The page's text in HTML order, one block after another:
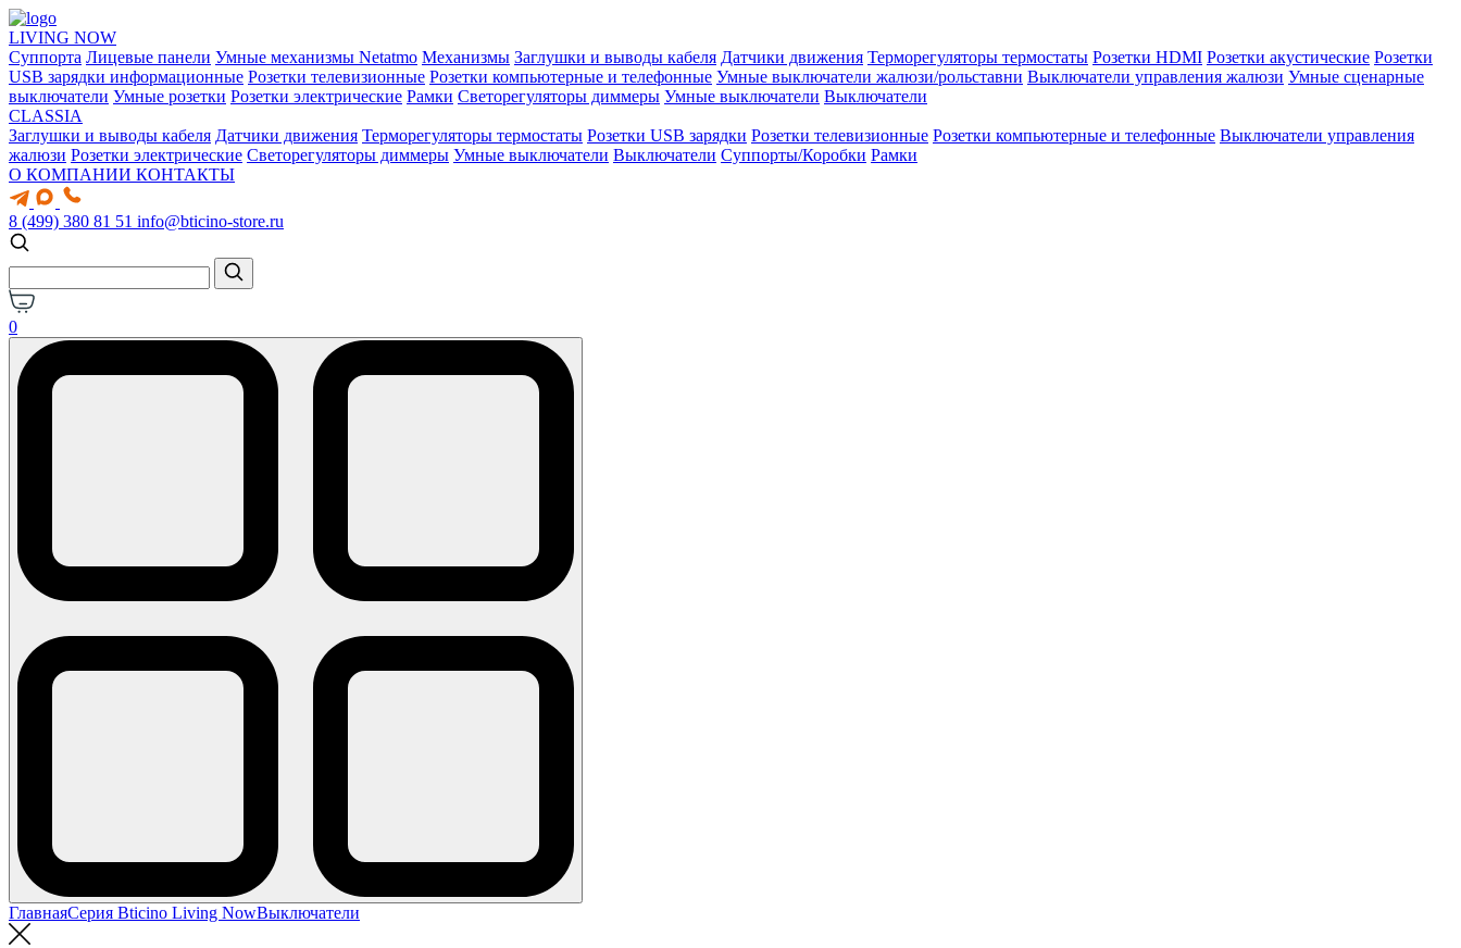
LIVING NOW
Суппорта Лицевые панели Умные механизмы Netatmo Механизмы Заглушки и выводы кабеля Датчики движения Терморегуляторы термостаты Розетки HDMI Розетки акустические Розетки
USB зарядки информационные Розетки телевизионные Розетки компьютерные и телефонные Умные выключатели жалюзи/рольставни Выключатели управления жалюзи Умные сценарные
выключатели Умные розетки Розетки электрические Рамки Светорегуляторы диммеры Умные выключатели Выключатели
CLASSIA
Заглушки и выводы кабеля Датчики движения Терморегуляторы термостаты Розетки USB зарядки Розетки телевизионные Розетки компьютерные и телефонные Выключатели управления
жалюзи Розетки электрические Светорегуляторы диммеры Умные выключатели Выключатели Суппорты/Коробки Рамки
О КОМПАНИИ КОНТАКТЫ
8 (499) 380 81 51 info@bticino-store.ru
0
ГлавнаяСерия Bticino Living NowВыключатели